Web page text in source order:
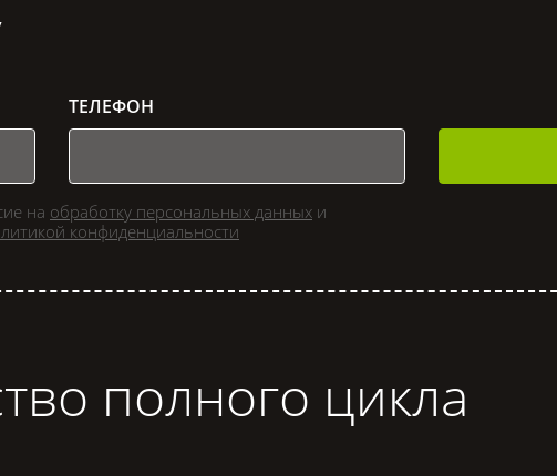
ТЕЛЕФОН
на обработку персональных данных и
конфиденциальности
полного цикла